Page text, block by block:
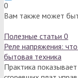
0
Вам также может
Полезные статьи 0
Реле напряжения:
бытовая техника
Практика